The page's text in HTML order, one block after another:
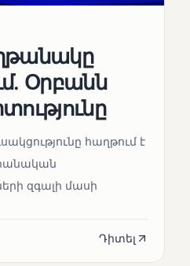
Օրբանն
հաղթում է
զգալի մասի
Դիտել